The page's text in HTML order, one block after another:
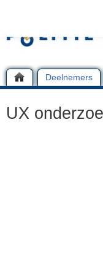
Deelnemers
UX